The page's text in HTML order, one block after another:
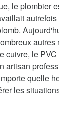
le plombier
autres
cuivre, le
artisan
quelle
les